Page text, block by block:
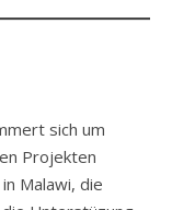
sich um
Projekten
Malawi, die